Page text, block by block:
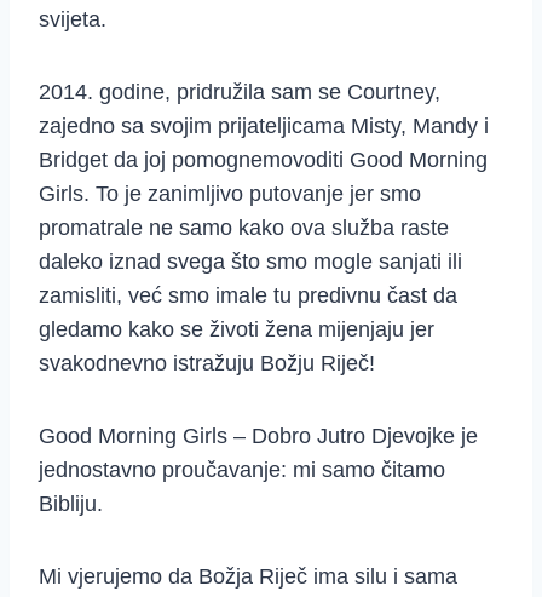
svijeta.
2014. godine, pridružila sam se Courtney,
zajedno sa svojim prijateljicama Misty, Mandy i
Bridget da joj pomognemovoditi Good Morning
Girls. To je zanimljivo putovanje jer smo
promatrale ne samo kako ova služba raste
daleko iznad svega što smo mogle sanjati ili
zamisliti, već smo imale tu predivnu čast da
gledamo kako se životi žena mijenjaju jer
svakodnevno istražuju Božju Riječ!
Good Morning Girls – Dobro Jutro Djevojke je
jednostavno proučavanje: mi samo čitamo
Bibliju.
Mi vjerujemo da Božja Riječ ima silu i sama